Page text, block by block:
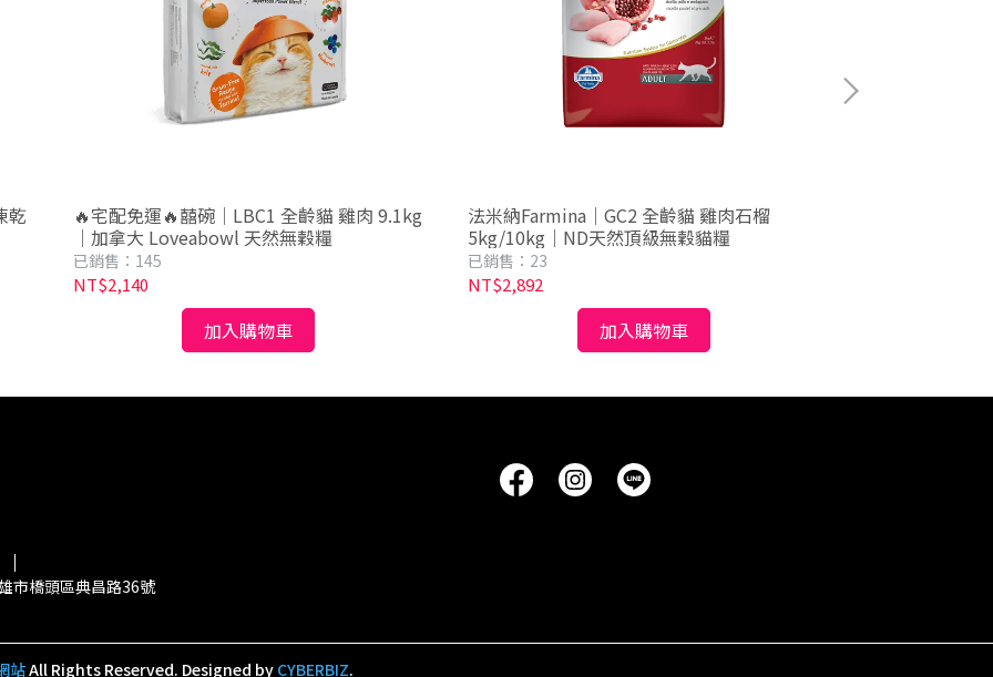
乾
🔥宅配免運🔥囍碗｜LBC1 全齡貓 雞肉 9.1kg
｜加拿大 Loveabowl 天然無穀糧
已銷售：145
NT$2,140
加入購物車
法米納Farmina｜GC2 全齡貓 雞肉石榴
5kg/10kg｜ND天然頂級無穀貓糧
已銷售：23
NT$2,892
加入購物車
市橋頭區典昌路36號
站All Rights Reserved. Designed by CYBERBIZ.